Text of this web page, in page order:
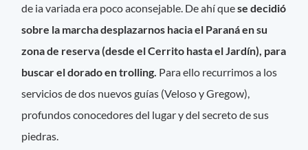
de ia variada era poco aconsejable. De ahí quese decidió
sobre la marcha desplazarnos hacia el Paraná en su
zona de reserva (desde el Cerrito hasta el Jardín), para
buscar el dorado en trolling. Para ello recurrimos a los
servicios de dos nuevos guías (Veloso y Gregow),
profundos conocedores del lugar y del secreto de sus
piedras.